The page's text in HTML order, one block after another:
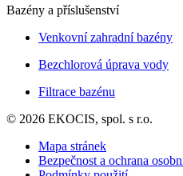
Bazény a příslušenství
Venkovní zahradní bazény
Bezchlorová úprava vody
Filtrace bazénu
© 2026 EKOCIS, spol. s r.o.
Mapa stránek
Bezpečnost a ochrana